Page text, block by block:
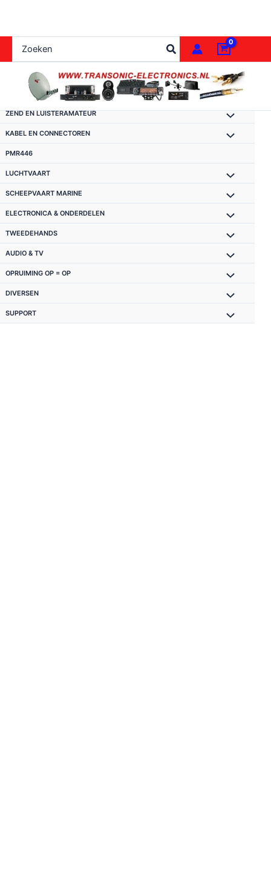
de
inhoud
naar:
ZEND EN LUISTERAMATEUR
KABEL EN CONNECTOREN
PMR446
LUCHTVAART
SCHEEPVAART MARINE
ELECTRONICA & ONDERDELEN
TWEEDEHANDS
AUDIO & TV
OPRUIMING OP = OP
DIVERSEN
SUPPORT